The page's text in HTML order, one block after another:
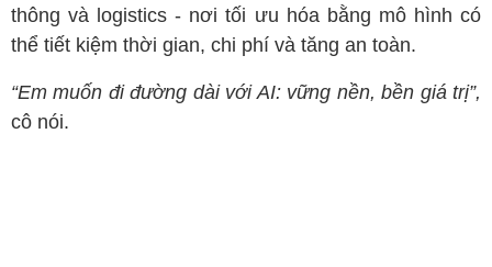
thông và logistics - nơi tối ưu hóa bằng mô hình có
thể tiết kiệm thời gian, chi phí và tăng an toàn.
“Em muốn đi đường dài với AI: vững nền, bền giá trị”,
cô nói.